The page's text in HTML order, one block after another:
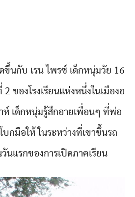
ดขึ้นกับ เรน ไพรซ์ เด็กหนุ่มวัย 16
ของโรงเรียนแห่งหนึ่งในเมืองอ
ห์ เด็กหนุ่มรู้สึกอายเพื่อนๆ ที่พ่อ
บกมือให้ ในระหว่างที่เขาขึ้นรถ
วันแรกของการเปิดภาคเรียน